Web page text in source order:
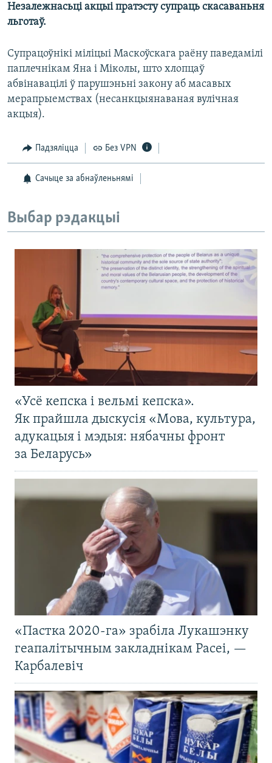
Незалежнасьці акцыі пратэсту супраць скасаваньня
льготаў.
Супрацоўнікі міліцыі Маскоўскага раёну паведамілі
паплечнікам Яна і Міколы, што хлопцаў
абвінавацілі ў парушэньні закону аб масавых
мерапрыемствах (несанкцыянаваная вулічная
акцыя).
Падзяліцца Без VPN
Сачыце за абнаўленьнямі
Выбар рэдакцыі
«Усё кепска і вельмі кепска».
Як прайшла дыскусія «Мова, культура,
адукацыя і мэдыя: нябачны фронт
за Беларусь»
«Пастка 2020-га» зрабіла Лукашэнку
геапалітычным закладнікам Расеі, —
Карбалевіч